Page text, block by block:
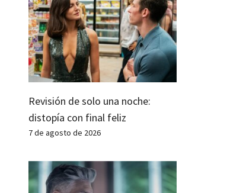
Revisión de solo una noche:
distopía con final feliz
7 de agosto de 2026